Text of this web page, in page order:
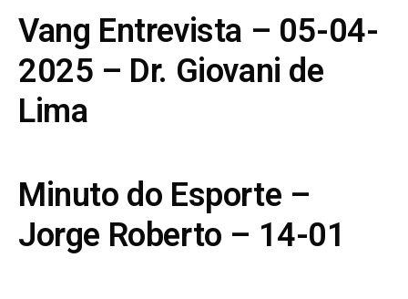
Vang Entrevista – 05-04-
2025 – Dr. Giovani de
Lima
Minuto do Esporte –
Jorge Roberto – 14-01